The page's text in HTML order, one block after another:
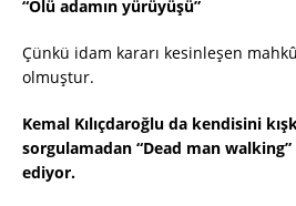
“Ölü adamın yürüyüşü”
Çünkü idam kararı kesinleşen
olmuştur.
Kemal Kılıçdaroğlu da kendisini
sorgulamadan “Dead man
ediyor.